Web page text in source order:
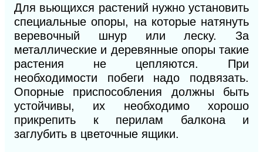
Для вьющихся растений нужно установить
специальные опоры, на которые натянуть
веревочный шнур или леску. За
металлические и деревянные опоры такие
растения не цепляются. При
необходимости побеги надо подвязать.
Опорные приспособления должны быть
устойчивы, их необходимо хорошо
прикрепить к перилам балкона и
заглубить в цветочные ящики.